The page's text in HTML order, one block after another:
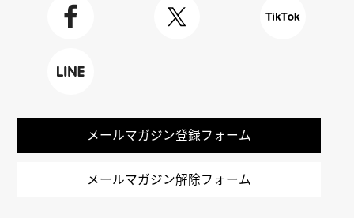
メールマガジン登録フォーム
メールマガジン解除フォーム